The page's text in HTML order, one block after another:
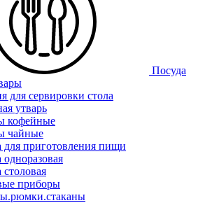
Посуда
для сервировки стола
утварь
кофейные
чайные
для приготовления пищи
одноразовая
приборы